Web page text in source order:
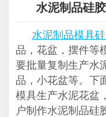
水泥制品硅
水泥制品模具
品，花盆，摆件等
要批量复制生产水
品，小花盆等。下
模具生产水泥花盆
户制作水泥制品硅